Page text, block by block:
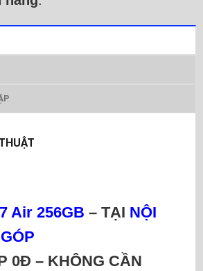
Air 256GB – TẠI NỘI
0Đ – KHÔNG CẦN